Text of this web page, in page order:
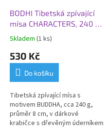
BODHI Tibetská zpívající
mísa CHARACTERS, 240 g,
Ø 8 cm, dárková krabička
Skladem (1 ks)
530 Kč
Do košíku
Tibetská zpívající mísa s
motivem BUDDHA, cca 240 g,
průměr 8 cm, v dárkové
krabičce s dřevěným úderníkem